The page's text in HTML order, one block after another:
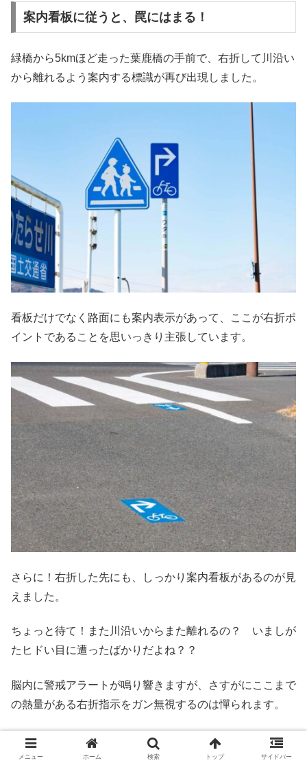
案内看板に従うと、罠にはまる！
緑橋から5kmほど走った葉鹿橋の手前で、右折して川沿い
から離れるよう案内する標識が再び出現しました。
看板だけでなく路面にも案内表示があって、ここが右折ポ
イントであることを思いっきり主張しています。
さらに！右折した先にも、しっかり案内看板があるのが見
えました。
ちょっと待て！また川沿いからまた離れるの？ いましが
たヒドい目に遭ったばかりだよね？？
脳内に警戒アラートが鳴り響きますが、さすがにここまで
の熱量がある右折指示をガン無視するのは憚られます。
それに、さっきは「案内看板を無視した」ことによる失態
です。今回はその経験をもとに「案内看板にきちんと従
メニュー ホーム 検索 トップ サイドバー